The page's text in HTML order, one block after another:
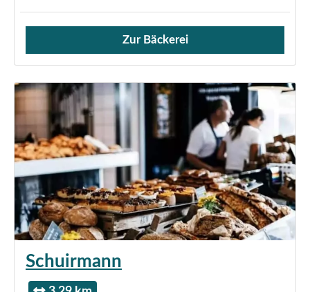
Verkauf von Brötchen,
Zur Bäckerei
Schuirmann